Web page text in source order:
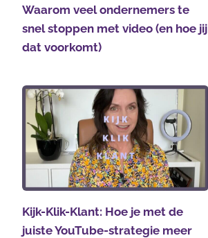
Waarom veel ondernemers te
snel stoppen met video (en hoe jij
dat voorkomt)
Kijk-Klik-Klant: Hoe je met de
juiste YouTube-strategie meer